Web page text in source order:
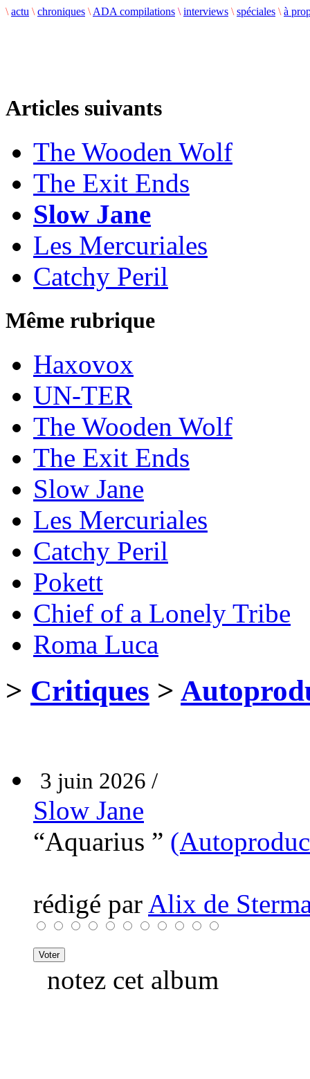
\ actu \ chroniques \ ADA compilations \ interviews \ spéciales \ à
Articles suivants
The Wooden Wolf
The Exit Ends
Slow Jane
Les Mercuriales
Catchy Peril
Même rubrique
Haxovox
UN-TER
The Wooden Wolf
The Exit Ends
Slow Jane
Les Mercuriales
Catchy Peril
Pokett
Chief of a Lonely Tribe
Roma Luca
> Critiques >
3 juin 2026 /
Slow Jane
“Aquarius ”
rédigé par Alix de
notez cet album